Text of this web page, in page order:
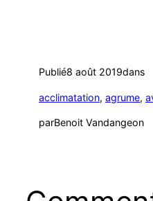
Publié8 août 2019dans
acclimatation, agrume,
parBenoit Vandangeon